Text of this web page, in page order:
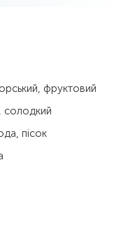
фруктовий
солодкий
пісок